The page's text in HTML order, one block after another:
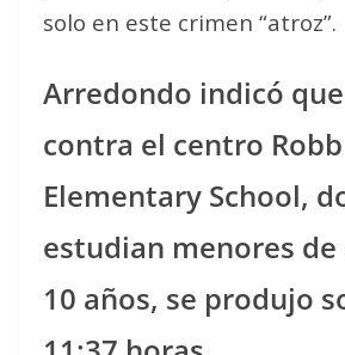
solo en este crimen “atroz”.
Arredondo indicó
contra el centro Robb
Elementary School,
estudian menores
10 años, se produjo